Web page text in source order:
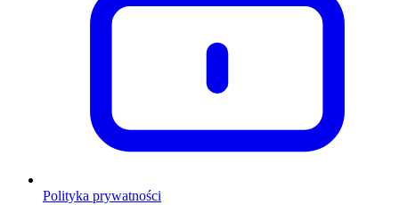
Polityka prywatności